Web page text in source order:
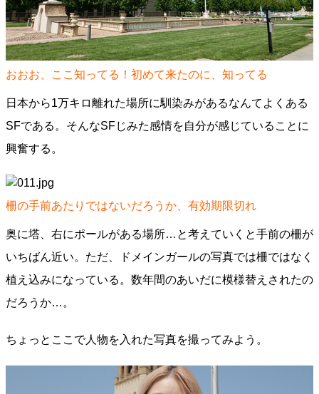
おおお、ここ知ってる！初めて来たのに、知ってる
日本から1万キロ離れた場所に馴染みがあるなんてよくある
SFである。そんなSFじみた感情を自分が感じていることに
興奮する。
柵の手前あたりではないだろうか、有効期限切れ
奥に塔、右にポールがある場所…と考えていくと手前の柵が
いちばん近い。ただ、ドメインガールの写真では柵ではなく
植え込みになっている。数年間のあいだに模様替えされたの
だろうか…。
ちょっとここで人物を入れた写真を撮ってみよう。